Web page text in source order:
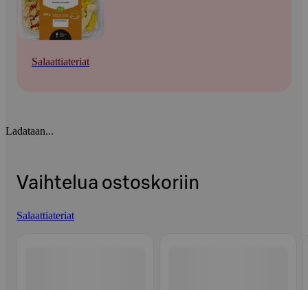
Salaattiateriat
Ladataan...
Vaihtelua ostoskoriin
Salaattiateriat